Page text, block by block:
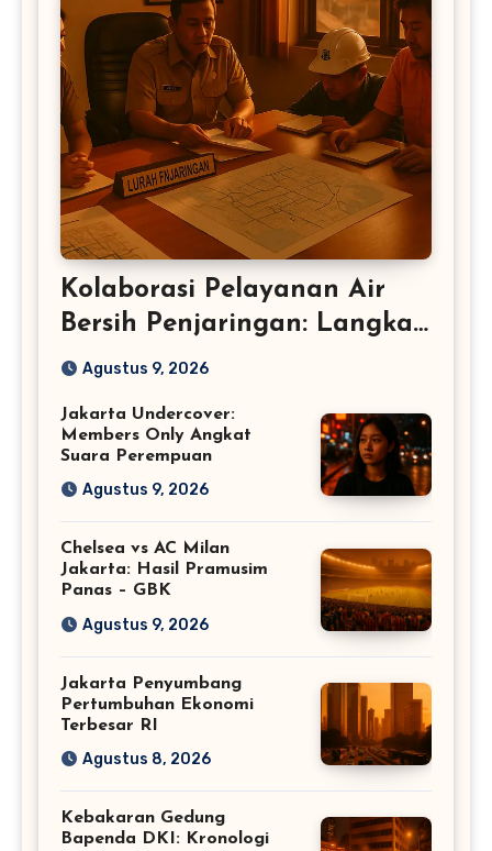
Kolaborasi Pelayanan Air
Bersih Penjaringan: Langkah
Baru DKI
Agustus 9, 2026
Jakarta Undercover:
Members Only Angkat
Suara Perempuan
Agustus 9, 2026
Chelsea vs AC Milan
Jakarta: Hasil Pramusim
Panas – GBK
Agustus 9, 2026
Jakarta Penyumbang
Pertumbuhan Ekonomi
Terbesar RI
Agustus 8, 2026
Kebakaran Gedung
Bapenda DKI: Kronologi